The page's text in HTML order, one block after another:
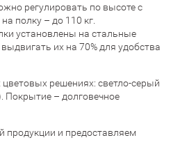
регулировать по высоте с
полку – до 110 кг.
установлены на стальные
их на 70% для удобства
цветовых решениях: светло-серый
Покрытие – долговечное
продукции и предоставляем